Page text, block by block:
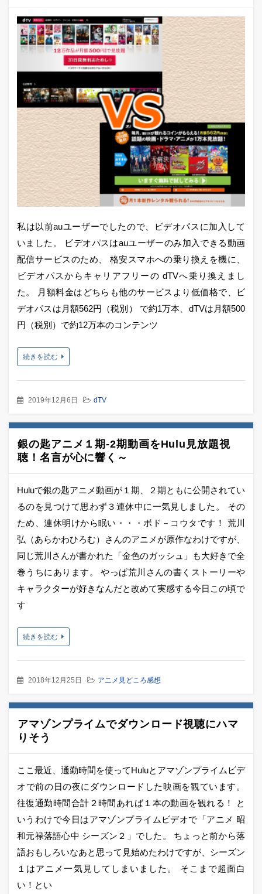
私は以前auユーザーでしたので、ビデオパスに加入して
いました。 ビデオパスはauユーザーのみ加入できる動画
配信サービスのため、 格安スマホへの乗り換えを機に、
ビデオパスからキャリアフリーの dTVへ乗り換えまし
た。 月額料金はどちらも他のサービスより低価格で、ビ
デオパスは月額562円（税別） で約1万本、dTVは月額500
円（税別）で約12万本のコンテンツ
続きを読む
2019年12月6日 dTV
銀の匙アニメ１期-2期動画をHulu見放題視
聴！名言が心に響く～
Huluで銀の匙アニメ動画が１期、２期ともに公開されてい
るのを見つけて思わず３連休中に一気見しました。 その
ため、連休明けから眠い・・・ボド－コウタです！ 荒川
弘（あらかわひろむ）さんのアニメが原作なわけですが、
同じ荒川さんが書かれた「金色のガッシュ」も大好きで全
巻うちにあります。 やっぱ荒川さんの書くストーリーや
キャラクターが好きなんだと改めて実感する今日この頃で
す
続きを読む
2018年12月25日 アニメ見どころ感想
アマゾンプライムでダウンロード視聴にハマ
りそう
ここ最近、通勤時間を使ってHuluとアマゾンプライムビデ
オで前の日の夜にダウンロードした映画を観ています。
往復通勤時間合計２時間あれば１本の動画を観れる！ と
いうわけで今日はアマゾンプライムビデオで「アニメ 昭
和元禄落語心中 シーズン２」でした。 ちょっと前から落
語おもしろいなあと思って見始めたわけですが、シーズン
１はアニメ一気見してしまいました。 そこまで超面白
い！とい